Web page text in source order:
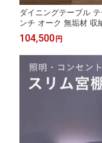
ダイニングテーブル
ンチ オーク 無垢材 収
プル モダン 4人 150
木製 無垢 食卓テーブ
104,500 円